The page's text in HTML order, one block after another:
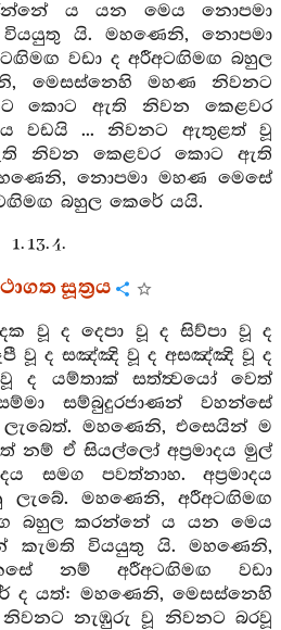
ය යන මෙය නොපමා
යි. මහණෙනි, නොපමා
වඩා ද අරීඅටඟිමඟ බහුල
මෙසස්නෙහි මහණ නිවනට
කොට ඇති නිවන කෙළවර
වඩයි ... නිවනට ඇතුළත් වූ
නිවන කෙළවර කොට ඇති
නොපමා මහණ මෙසේ
බහුල කෙරේ යයි.
1. 13. 4.
සූත්‍රය
වූ ද දෙපා වූ ද සිව්පා වූ ද
වූ ද සඤ්ඤි වූ ද අසඤ්ඤි වූ ද
ද යම්තාක් සත්ත්‍වයෝ වෙත්
සම්බුදුරජාණන් වහන්සේ
මහණෙනි, එසෙයින් ම
නම් ඒ සියල්ලෝ අප්‍රමාදය මුල්
සමග පවත්නාහ. අප්‍රමාදය
ලැබේ. මහණෙනි, අරීඅටඟිමඟ
බහුල කරන්නේ ය යන මෙය
කැමති වියයුතු යි. මහණෙනි,
නම් අරීඅටඟිමඟ වඩා
ද යත්: මහණෙනි, මෙසස්නෙහි
නැඹුරු වූ නිවනට බරවූ